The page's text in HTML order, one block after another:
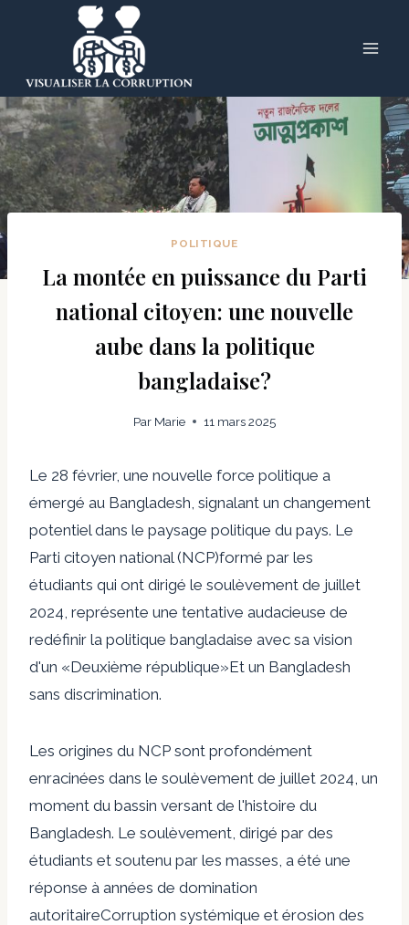
POLITIQUE
La montée en puissance du Parti
national citoyen: une nouvelle
aube dans la politique
bangladaise?
Par Marie 11 mars 2025
Le 28 février, une nouvelle force politique a
émergé au Bangladesh, signalant un changement
potentiel dans le paysage politique du pays. Le
Parti citoyen national (NCP)formé par les
étudiants qui ont dirigé le soulèvement de juillet
2024, représente une tentative audacieuse de
redéfinir la politique bangladaise avec sa vision
d'un «Deuxième république»Et un Bangladesh
sans discrimination.
Les origines du NCP sont profondément
enracinées dans le soulèvement de juillet 2024, un
moment du bassin versant de l'histoire du
Bangladesh. Le soulèvement, dirigé par des
étudiants et soutenu par les masses, a été une
réponse à années de domination
autoritaireCorruption systémique et érosion des